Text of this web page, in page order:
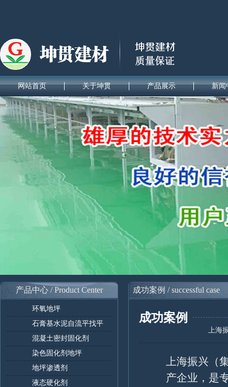
网站首页 关于坤贯 产品展示 新闻
产品中心 / Product Center
环氧地坪
石膏基水泥自流平找平
混凝土密封固化剂
染色固化剂地坪
地坪渗透剂
液态硬化剂
成功案例 / successful case
成功案例
上海
上海振兴（
产企业，是